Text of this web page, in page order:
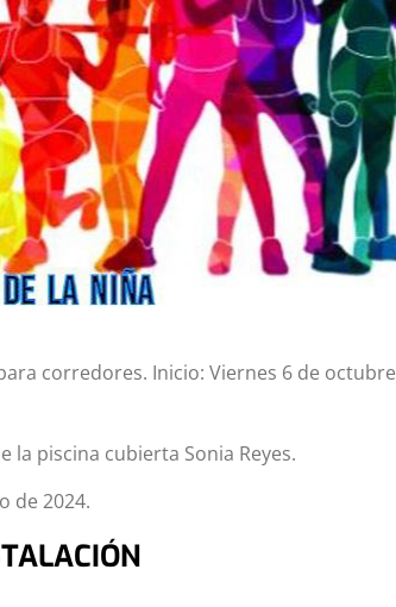
corredores. Inicio: Viernes 6 de
la piscina cubierta Sonia Reyes.
de 2024.